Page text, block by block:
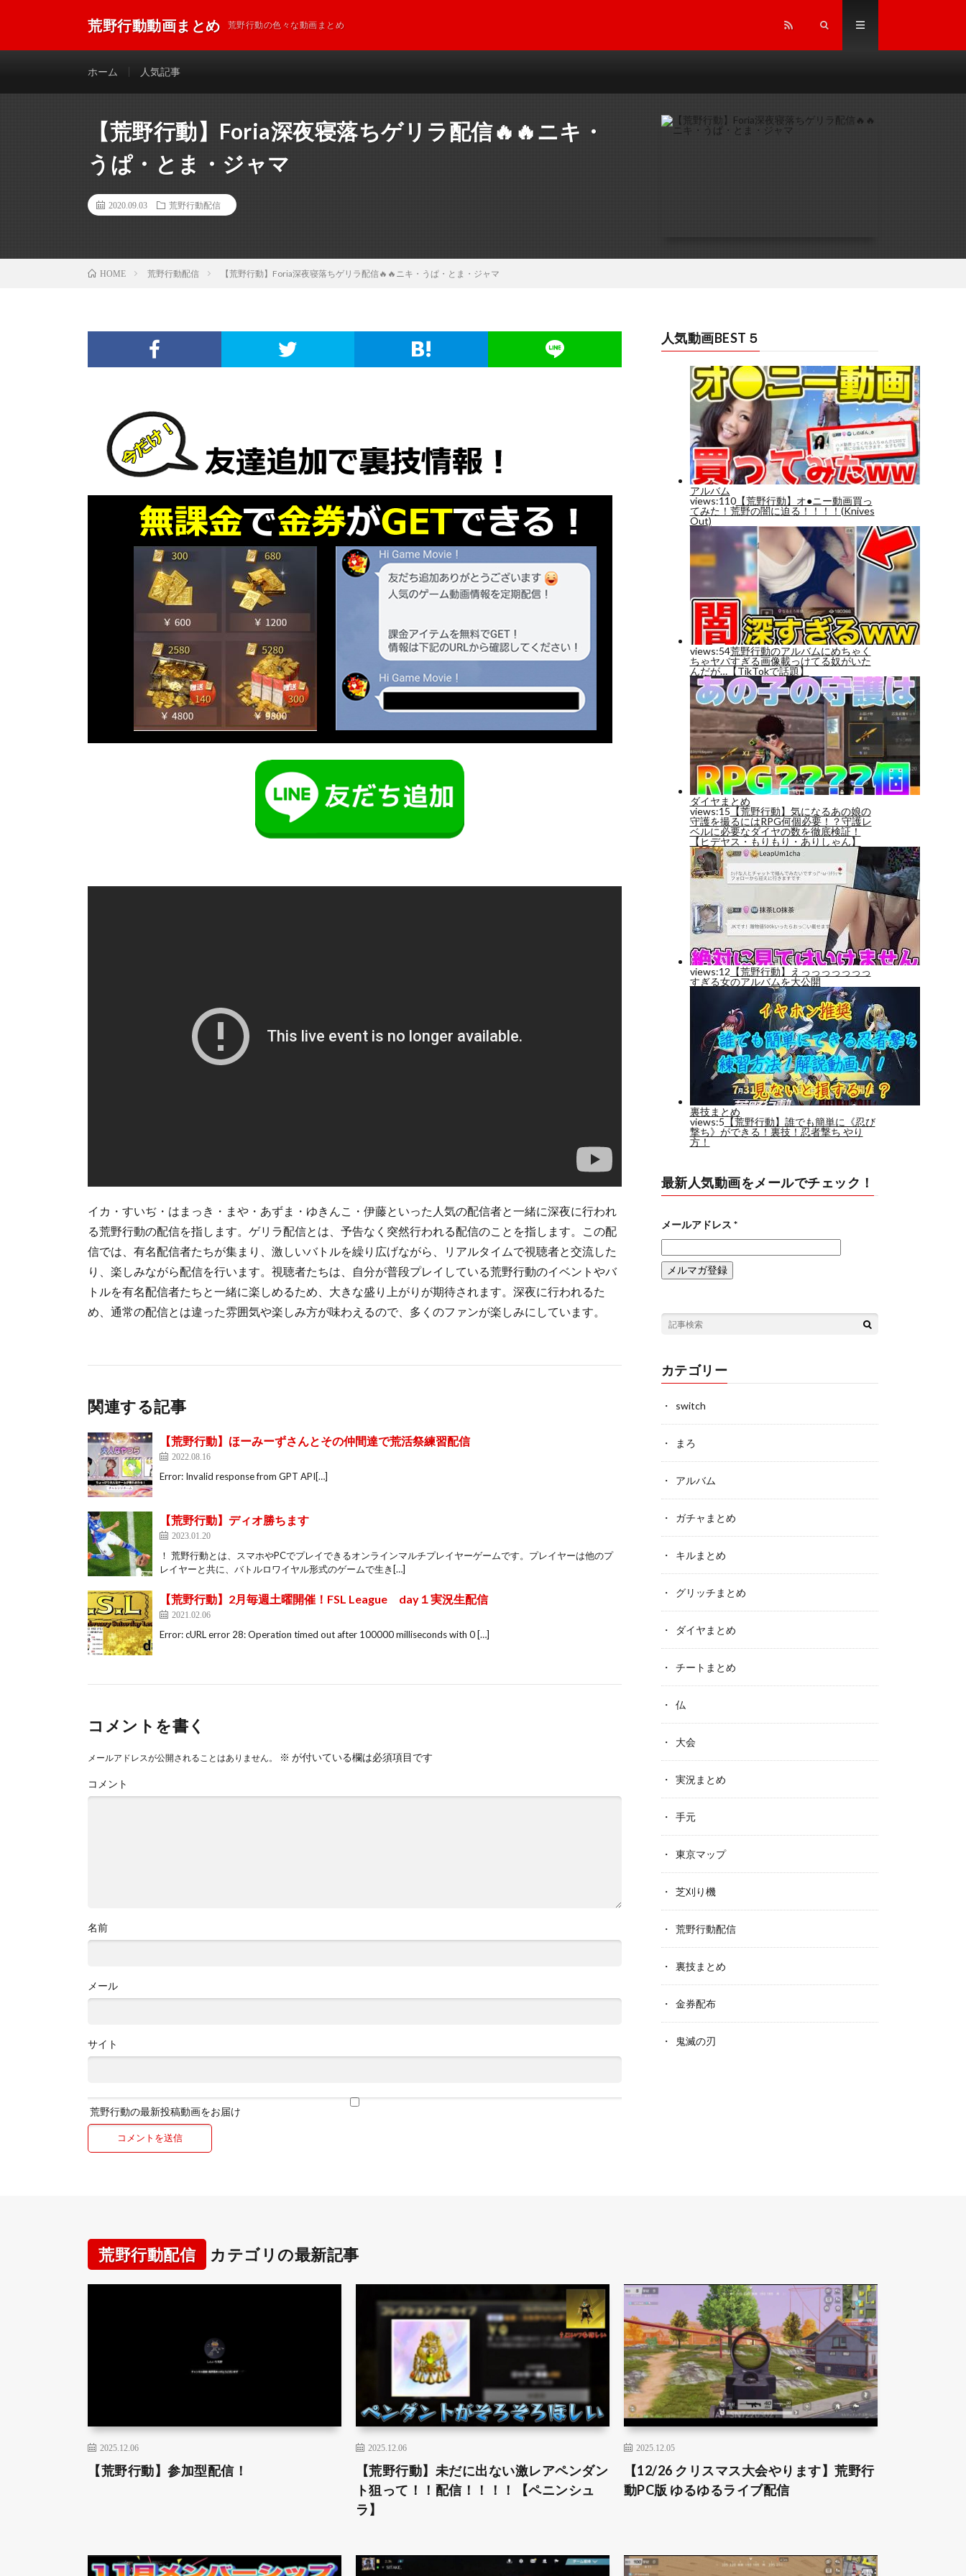
荒野行動動画まとめ 荒野行動の色々な動画まとめ
ホーム 人気記事
【荒野行動】Foria深夜寝落ちゲリラ配信🔥🔥ニキ・
うぱ・とま・ジャマ
2020.09.03 荒野行動配信
HOME 荒野行動配信 【荒野行動】Foria深夜寝落ちゲリラ配信🔥🔥ニキ・うぱ・とま・ジャマ
イカ・すいぢ・はまっき・まや・あずま・ゆきんこ・伊藤といった人気の配信者と一緒に深夜に行われ
る荒野行動の配信を指します。ゲリラ配信とは、予告なく突然行われる配信のことを指します。この配
信では、有名配信者たちが集まり、激しいバトルを繰り広げながら、リアルタイムで視聴者と交流した
り、楽しみながら配信を行います。視聴者たちは、自分が普段プレイしている荒野行動のイベントやバ
トルを有名配信者たちと一緒に楽しめるため、大きな盛り上がりが期待されます。深夜に行われるた
め、通常の配信とは違った雰囲気や楽しみ方が味わえるので、多くのファンが楽しみにしています。
関連する記事
【荒野行動】ほーみーずさんとその仲間達で荒活祭練習配信
2022.08.16
Error: Invalid response from GPT API[…]
【荒野行動】ディオ勝ちます
2023.01.20
！ 荒野行動とは、スマホやPCでプレイできるオンラインマルチプレイヤーゲームです。プレイヤーは他のプ
レイヤーと共に、バトルロワイヤル形式のゲームで生き[…]
【荒野行動】2月毎週土曜開催！FSL League day１実況生配信
2021.02.06
Error: cURL error 28: Operation timed out after 100000 milliseconds with 0 […]
コメントを書く
メールアドレスが公開されることはありません。 ※ が付いている欄は必須項目です
コメント
名前
メール
サイト
荒野行動の最新投稿動画をお届け
人気動画BEST５
最新人気動画をメールでチェック！
メールアドレス *
カテゴリー
switch
まろ
アルバム
ガチャまとめ
キルまとめ
グリッチまとめ
ダイヤまとめ
チートまとめ
仏
大会
実況まとめ
手元
東京マップ
芝刈り機
荒野行動配信
裏技まとめ
金券配布
鬼滅の刃
荒野行動配信 カテゴリの最新記事
2025.12.06
【荒野行動】参加型配信！
2025.12.06
【荒野行動】未だに出ない激レアペンダン
ト狙って！！配信！！！！【ペニンシュ
ラ】
2025.12.05
【12/26 クリスマス大会やります】荒野行
動PC版 ゆるゆるライブ配信